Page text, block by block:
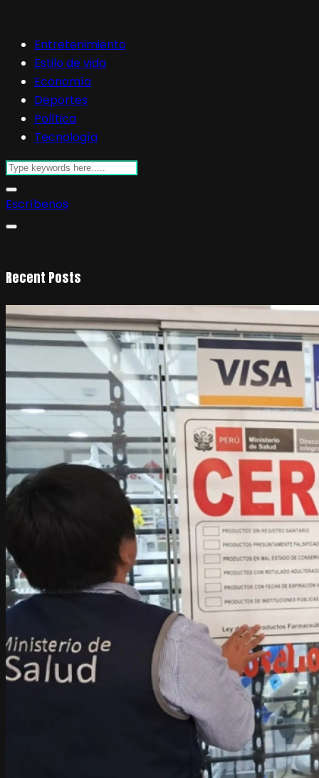
Entretenimiento
Estilo de vida
Economía
Deportes
Política
Tecnología
Escríbenos
Recent Posts